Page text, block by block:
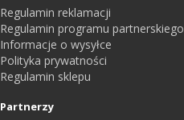
Regulamin reklamacji
Regulamin programu partnerskiego
Informacje o wysyłce
Polityka prywatności
Regulamin sklepu
Partnerzy